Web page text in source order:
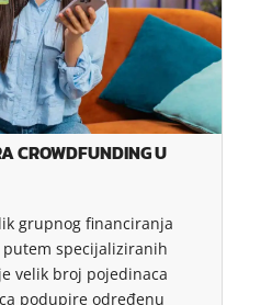
CROWDFUNDING U
grupnog financiranja
specijaliziranih
velik broj pojedinaca
podupire određenu